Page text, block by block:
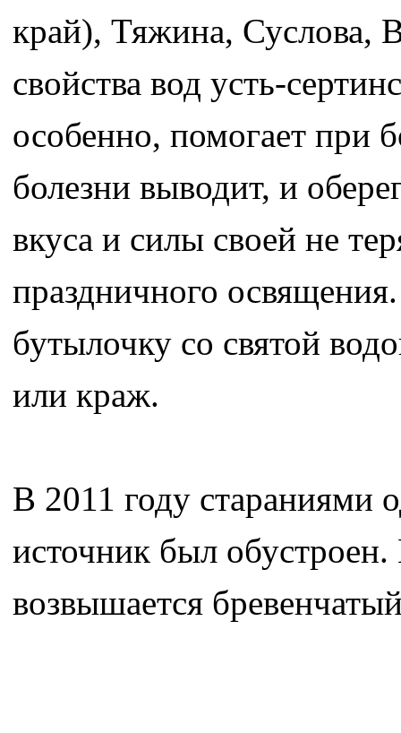
край), Тяжина, Суслова,
свойства вод усть-
особенно, помогает при
болезни выводит, и
вкуса и силы своей не
праздничного
бутылочку со святой
или краж.
В 2011 году стараниями
источник был
возвышается